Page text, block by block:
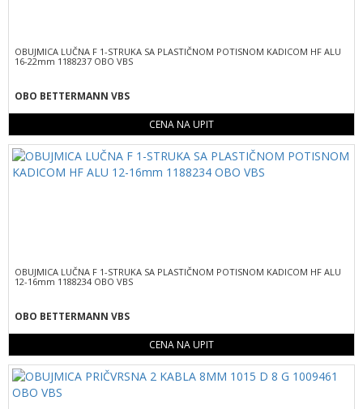
OBUJMICA LUČNA F 1-STRUKA SA PLASTIČNOM POTISNOM KADICOM HF ALU
16-22mm 1188237 OBO VBS
OBO BETTERMANN VBS
CENA NA UPIT
OBUJMICA LUČNA F 1-STRUKA SA PLASTIČNOM POTISNOM KADICOM HF ALU
12-16mm 1188234 OBO VBS
OBO BETTERMANN VBS
CENA NA UPIT